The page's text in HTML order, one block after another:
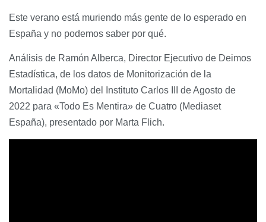
Este verano está muriendo más gente de lo esperado en
España y no podemos saber por qué.
Análisis de Ramón Alberca, Director Ejecutivo de Deimos
Estadística, de los datos de Monitorización de la
Mortalidad (MoMo) del Instituto Carlos III de Agosto de
2022 para «Todo Es Mentira» de Cuatro (Mediaset
España), presentado por Marta Flich.